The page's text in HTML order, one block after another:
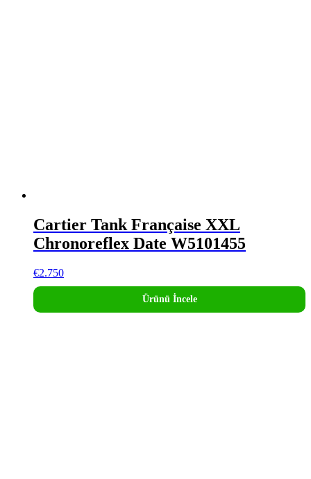
Cartier Tank Française XXL
Chronoreflex Date W5101455
€2.750
Ürünü İncele